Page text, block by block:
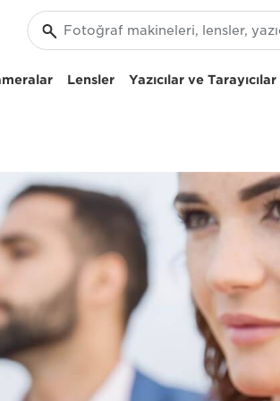
Lensler Yazıcılar ve Tarayıcılar